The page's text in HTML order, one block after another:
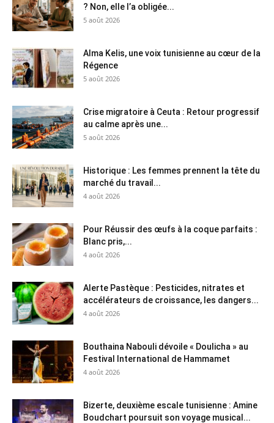
? Non, elle l’a obligée...
5 août 2026
Alma Kelis, une voix tunisienne au cœur de la
Régence
5 août 2026
Crise migratoire à Ceuta : Retour progressif
au calme après une...
5 août 2026
Historique : Les femmes prennent la tête du
marché du travail...
4 août 2026
Pour Réussir des œufs à la coque parfaits :
Blanc pris,...
4 août 2026
Alerte Pastèque : Pesticides, nitrates et
accélérateurs de croissance, les dangers...
4 août 2026
Bouthaina Nabouli dévoile « Doulicha » au
Festival International de Hammamet
4 août 2026
Bizerte, deuxième escale tunisienne : Amine
Boudchart poursuit son voyage musical...